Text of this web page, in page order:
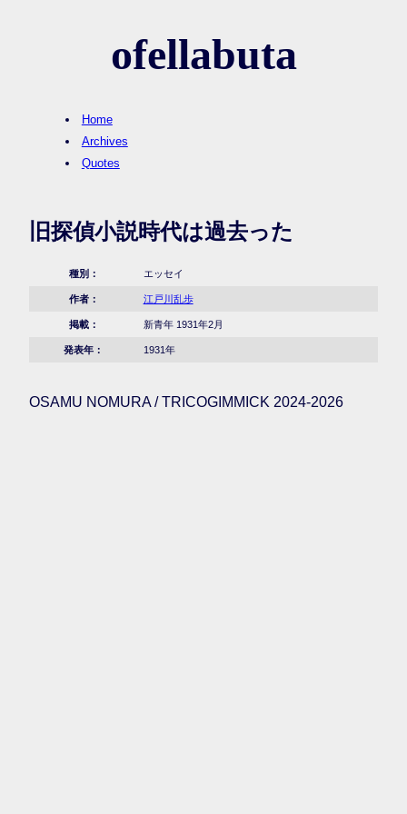
ofellabuta
Home
Archives
Quotes
旧探偵小説時代は過去った
種別： エッセイ
作者： 江戸川乱歩
掲載： 新青年 1931年2月
発表年： 1931年
OSAMU NOMURA / TRICOGIMMICK 2024-2026